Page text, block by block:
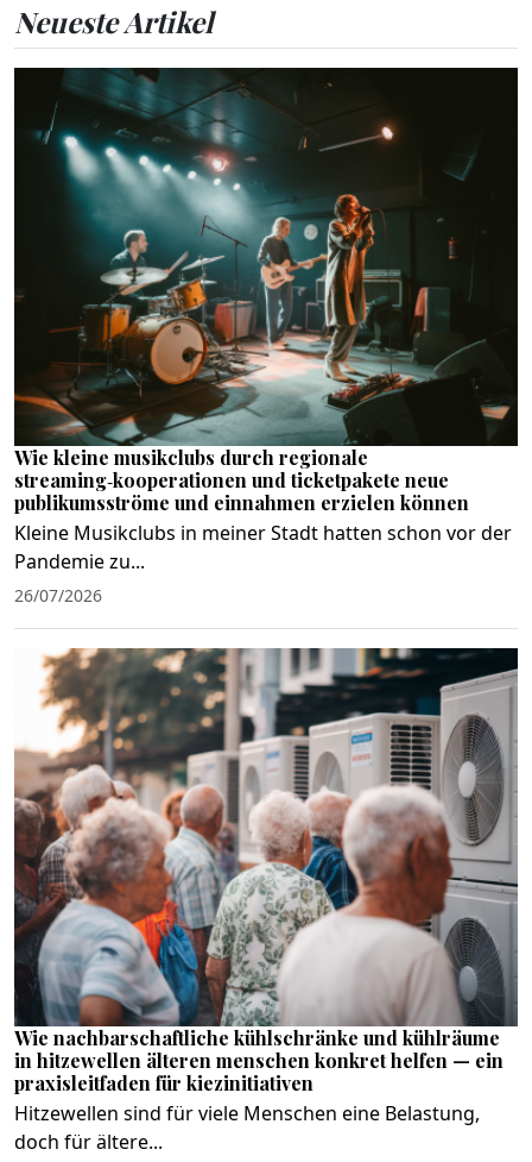
Neueste Artikel
Wie kleine musikclubs durch regionale
streaming‑kooperationen und ticketpakete neue
publikumsströme und einnahmen erzielen können
Kleine Musikclubs in meiner Stadt hatten schon vor der
Pandemie zu...
26/07/2026
Wie nachbarschaftliche kühlschränke und kühlräume
in hitzewellen älteren menschen konkret helfen — ein
praxisleitfaden für kiezinitiativen
Hitzewellen sind für viele Menschen eine Belastung,
doch für ältere...